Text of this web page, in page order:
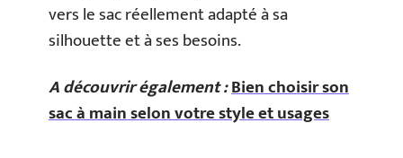
vers le sac réellement adapté à sa
silhouette et à ses besoins.
A découvrir également :Bien choisir son
sac à main selon votre style et usages